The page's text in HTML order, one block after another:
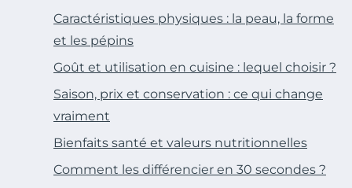
Caractéristiques physiques : la peau, la forme
et les pépins
Goût et utilisation en cuisine : lequel choisir ?
Saison, prix et conservation : ce qui change
vraiment
Bienfaits santé et valeurs nutritionnelles
Comment les différencier en 30 secondes ?